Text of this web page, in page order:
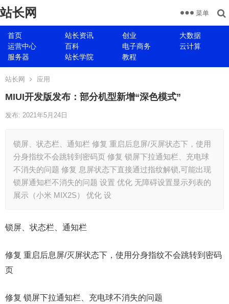
站长网
首页 站长资讯 创业
大数据
运营中心
百科 电子商务
云计算
服务器
站长学院 教程
菜单
站长网 应用
MIUI开发版发布：部分机型新增“深色模式”
发布: 2021年5月24日
锁屏、状态栏、通知栏 修复 重启后息屏/灭屏状态下，使用
分身指纹不会跳转到密码页 修复 锁屏下拉通知栏、充电球
不消失的问题 修复 息屏状态下直接通过指纹解锁,可能出现
锁屏通知栏不消失的问题 设置 优化 无障碍设置显示列表的
展示（小米 MIX2S） 优化 设
锁屏、状态栏、通知栏
修复 重启后息屏/灭屏状态下，使用分身指纹不会跳转到密码
页
修复 锁屏下拉通知栏、充电球不消失的问题